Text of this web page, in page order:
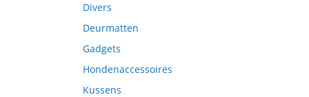
Divers
Deurmatten
Gadgets
Hondenaccessoires
Kussens